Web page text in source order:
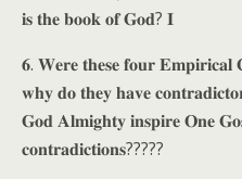
𝐢𝐬 𝐭𝐡𝐞 𝐛𝐨𝐨𝐤 𝐨𝐟 𝐆𝐨𝐝? 𝐈
𝟔. 𝐖𝐞𝐫𝐞 𝐭𝐡𝐞𝐬𝐞 𝐟𝐨𝐮𝐫 𝐄𝐦𝐩𝐢𝐫𝐢𝐜𝐚𝐥
𝐰𝐡𝐲 𝐝𝐨 𝐭𝐡𝐞𝐲 𝐡𝐚𝐯𝐞
𝐆𝐨𝐝 𝐀𝐥𝐦𝐢𝐠𝐡𝐭𝐲 𝐢𝐧𝐬𝐩𝐢𝐫𝐞 𝐎𝐧𝐞
𝐜𝐨𝐧𝐭𝐫𝐚𝐝𝐢𝐜𝐭𝐢𝐨𝐧𝐬?????